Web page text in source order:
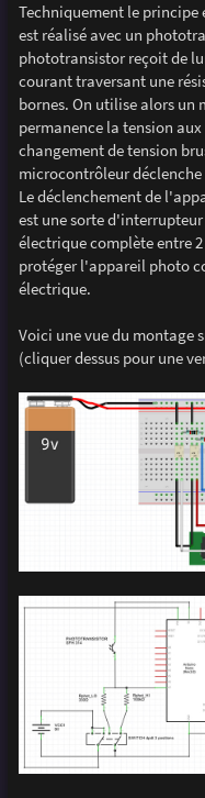
Techniquement le principe
est réalisé avec un
phototransistor reçoit de
courant traversant une
bornes. On utilise alors
permanence la tension
changement de tension
microcontrôleur
Le déclenchement de
est une sorte
électrique complète entre
protéger l'appareil photo
électrique.
Voici une vue du montage
(cliquer dessus pour une